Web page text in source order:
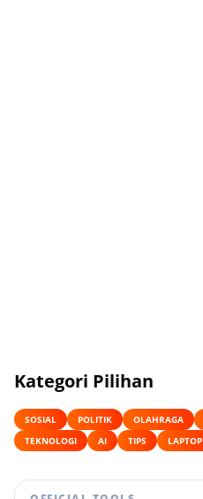
Kategori Pilihan
SOSIAL POLITIK OLAHRAGA
TEKNOLOGI
AI TIPS LAPTOP